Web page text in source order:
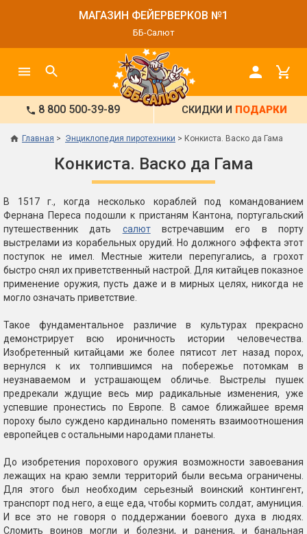
МАГАЗИН ФЕЙЕРВЕРКОВ №1
ББ-Салют
8 800 500-39-89 СКИДКИ И ПОДАРКИ
Главная Энциклопедия пиротехники Конкиста. Васко да Гама
Конкиста. Васко да Гама
В 1517 г., когда несколько кораблей под командованием
Фернана Переса подошли к пристаням Кантона, португальский
путешественник дать салютвстречавшим его в порту
выстрелами из корабельных орудий. Но должного эффекта этот
поступок не имел. Местные жители перепугались, а грохот
быстро снял их приветственный настрой. Для китайцев показное
применение оружия, пусть даже и в мирных целях, никогда не
могло означать приветствие.
Такое фундаментальное различие в культурах прекрасно
демонстрирует всю ироничность истории человечества.
Изобретенный китайцами же более пятисот лет назад порох,
вернулся к их толпившимся на побережье потомкам в
неузнаваемом и устрашающем обличье. Выстрелы пушек
предрекали ждущие весь мир радикальные изменения, уже
успевшие пронестись по Европе. В самое ближайшее время
пороху было суждено кардинально поменять взаимоотношения
европейцев с остальными народами планеты.
До изобретения порохового оружия возможности завоевания
лежащих на краю земли территорий были весьма ограничены.
Для этого был необходим серьезный воинский контингент,
транспорт под него, а еще еда, чтобы кормить солдат, амуниция.
И все это не говоря о поддержании боевого духа в людях.
Сломить воинов могли и болезни, и ранения, и банальная